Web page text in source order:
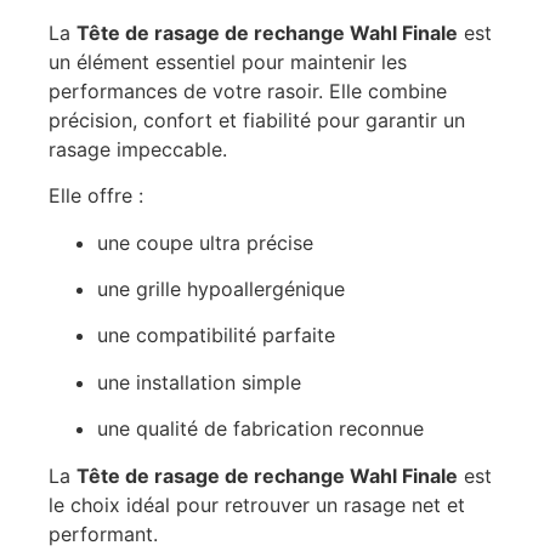
La Tête de rasage de rechange Wahl Finale est
un élément essentiel pour maintenir les
performances de votre rasoir. Elle combine
précision, confort et fiabilité pour garantir un
rasage impeccable.
Elle offre :
une coupe ultra précise
une grille hypoallergénique
une compatibilité parfaite
une installation simple
une qualité de fabrication reconnue
La Tête de rasage de rechange Wahl Finale est
le choix idéal pour retrouver un rasage net et
performant.